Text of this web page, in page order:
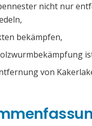
nicht nur
bekämpfen,
von